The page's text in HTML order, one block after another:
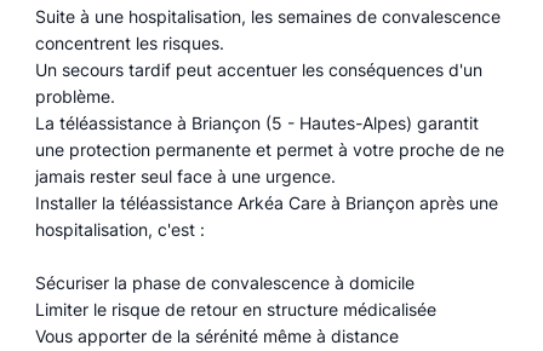
Suite à une hospitalisation, les semaines de convalescence
concentrent les risques.
Un secours tardif peut accentuer les conséquences d'un
problème.
La téléassistance à Briançon (5 - Hautes-Alpes) garantit
une protection permanente et permet à votre proche de ne
jamais rester seul face à une urgence.
Installer la téléassistance Arkéa Care à Briançon après une
hospitalisation, c'est :
Sécuriser la phase de convalescence à domicile
Limiter le risque de retour en structure médicalisée
Vous apporter de la sérénité même à distance